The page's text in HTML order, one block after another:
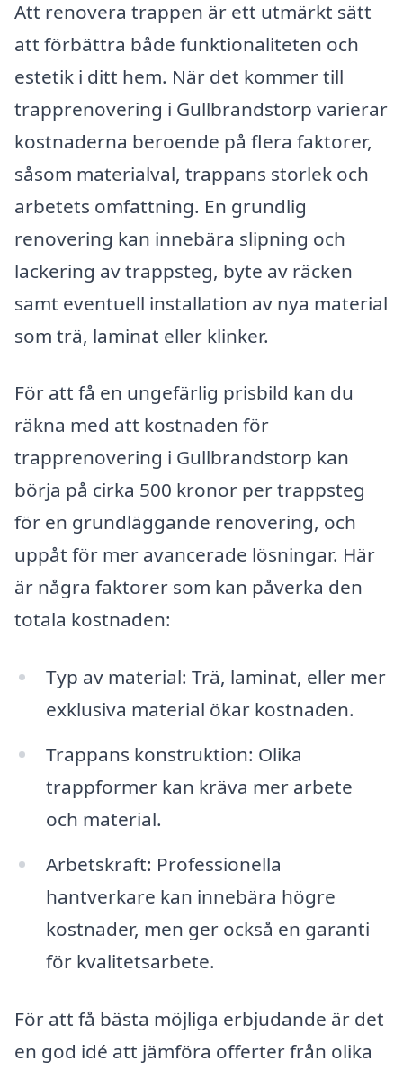
Att renovera trappen är ett utmärkt sätt
att förbättra både funktionaliteten och
estetik i ditt hem. När det kommer till
trapprenovering i Gullbrandstorp varierar
kostnaderna beroende på flera faktorer,
såsom materialval, trappans storlek och
arbetets omfattning. En grundlig
renovering kan innebära slipning och
lackering av trappsteg, byte av räcken
samt eventuell installation av nya material
som trä, laminat eller klinker.
För att få en ungefärlig prisbild kan du
räkna med att kostnaden för
trapprenovering i Gullbrandstorp kan
börja på cirka 500 kronor per trappsteg
för en grundläggande renovering, och
uppåt för mer avancerade lösningar. Här
är några faktorer som kan påverka den
totala kostnaden:
Typ av material: Trä, laminat, eller mer
exklusiva material ökar kostnaden.
Trappans konstruktion: Olika
trappformer kan kräva mer arbete
och material.
Arbetskraft: Professionella
hantverkare kan innebära högre
kostnader, men ger också en garanti
för kvalitetsarbete.
För att få bästa möjliga erbjudande är det
en god idé att jämföra offerter från olika